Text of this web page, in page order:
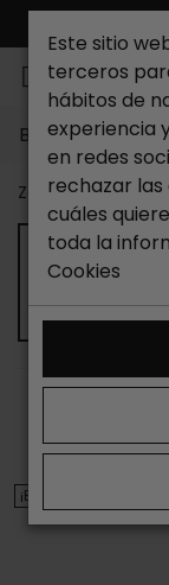
Buscar...
Zapateria
¡EN OFERTA!
Este sitio
terceros
hábitos de
experiencia
en redes
rechazar
cuáles
toda la
Cookies